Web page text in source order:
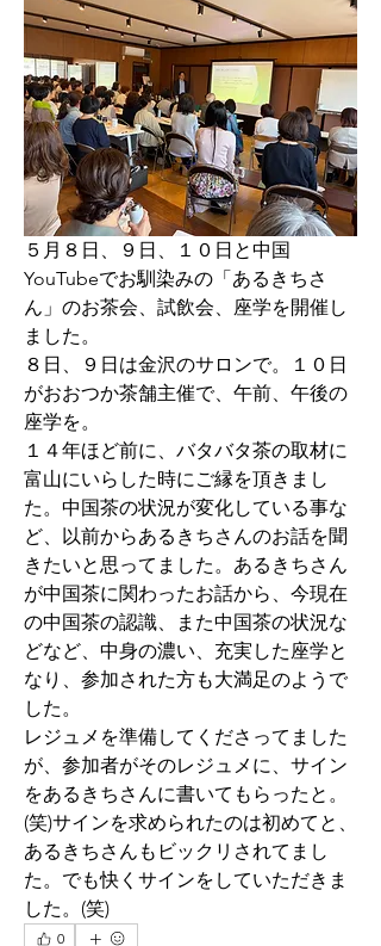
５月８日、９日、１０日と中国
YouTubeでお馴染みの「あるきちさ
ん」のお茶会、試飲会、座学を開催し
ました。
８日、９日は金沢のサロンで。１０日
がおおつか茶舗主催で、午前、午後の
座学を。
１４年ほど前に、バタバタ茶の取材に
富山にいらした時にご縁を頂きまし
た。中国茶の状況が変化している事な
ど、以前からあるきちさんのお話を聞
きたいと思ってました。あるきちさん
が中国茶に関わったお話から、今現在
の中国茶の認識、また中国茶の状況な
どなど、中身の濃い、充実した座学と
なり、参加された方も大満足のようで
した。
レジュメを準備してくださってました
が、参加者がそのレジュメに、サイン
をあるきちさんに書いてもらったと。
(笑)サインを求められたのは初めてと、
あるきちさんもビックリされてまし
た。でも快くサインをしていただきま
した。(笑)
0